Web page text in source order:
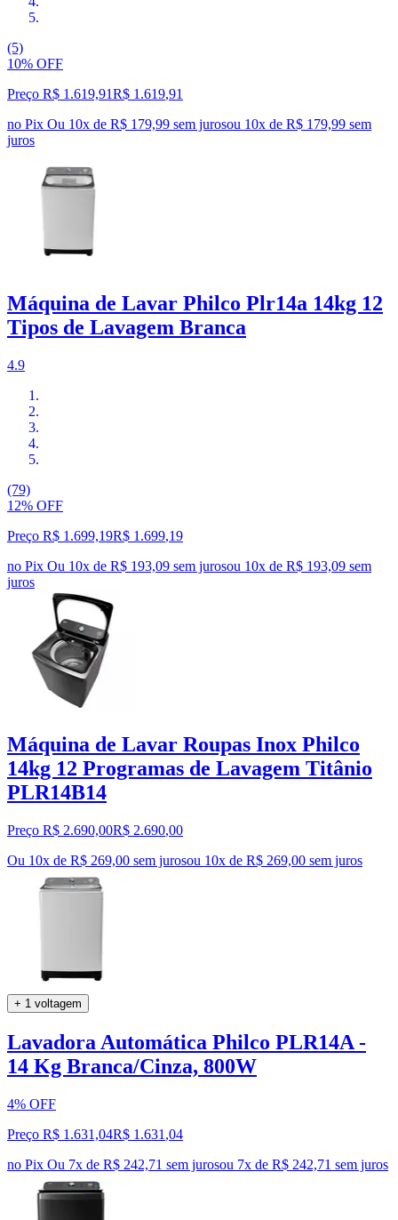
(5)
10% OFF
Preço R$ 1.619,91R$ 1.619,91
no Pix Ou 10x de R$ 179,99 sem jurosou 10x de R$ 179,99 sem
juros
Máquina de Lavar Philco Plr14a 14kg 12
Tipos de Lavagem Branca
4.9
(79)
12% OFF
Preço R$ 1.699,19R$ 1.699,19
no Pix Ou 10x de R$ 193,09 sem jurosou 10x de R$ 193,09 sem
juros
Máquina de Lavar Roupas Inox Philco
14kg 12 Programas de Lavagem Titânio
PLR14B14
Preço R$ 2.690,00R$ 2.690,00
Ou 10x de R$ 269,00 sem jurosou 10x de R$ 269,00 sem juros
+ 1 voltagem
Lavadora Automática Philco PLR14A -
14 Kg Branca/Cinza, 800W
4% OFF
Preço R$ 1.631,04R$ 1.631 ,04
no Pix Ou 7x de R$ 242,71 sem jurosou 7x de R$ 242,71 sem juros